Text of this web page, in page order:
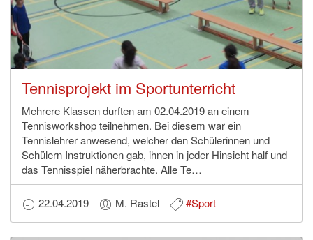
Tennisprojekt im Sportunterricht
Mehrere Klassen durften am 02.04.2019 an einem
Tennisworkshop teilnehmen. Bei diesem war ein
Tennislehrer anwesend, welcher den Schülerinnen und
Schülern Instruktionen gab, ihnen in jeder Hinsicht half und
das Tennisspiel näherbrachte. Alle Te…
22.04.2019 M. Rastel #Sport